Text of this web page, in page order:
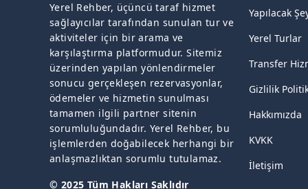
Yerel Rehber, üçüncü taraf hizmet
sağlayıcılar tarafından sunulan tur ve
aktiviteler için bir arama ve
karşılaştırma platformudur. Sitemiz
üzerinden yapılan yönlendirmeler
sonucu gerçekleşen rezervasyonlar,
ödemeler ve hizmetin sunulması
tamamen ilgili partner sitenin
sorumluluğundadır. Yerel Rehber, bu
işlemlerden doğabilecek herhangi bir
anlaşmazlıktan sorumlu tutulamaz.
© 2025 Tüm Hakları Saklıdır
Yapılacak
Yerel Turlar
Transfer
Gizlilik
Hakkımızda
KVKK
İletişim